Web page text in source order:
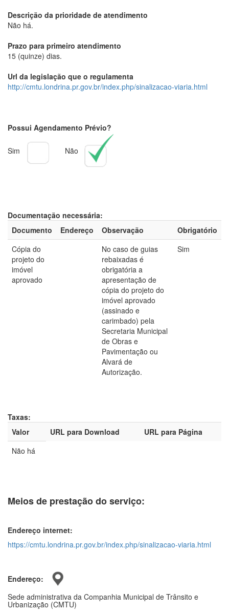
Descrição da prioridade de atendimento
Não há.
Prazo para primeiro atendimento
15 (quinze) dias.
Url da legislação que o regulamenta
http://cmtu.londrina.pr.gov.br/index.php/sinalizacao-viaria.html
Possui Agendamento Prévio?
Sim Não
Documentação necessária:
Documento
Endereço Observação
Obrigatório
Cópia do
projeto do
imóvel
aprovado
No caso de guias
rebaixadas é
obrigatória a
apresentação de
cópia do projeto do
imóvel aprovado
(assinado e
carimbado) pela
Secretaria Municipal
de Obras e
Pavimentação ou
Alvará de
Autorização.
Sim
Taxas:
Valor
URL para Download
URL para Página
Não há
Meios de prestação do serviço:
Endereço internet:
https://cmtu.londrina.pr.gov.br/index.php/sinalizacao-viaria.html
Endereço:
Sede administrativa da Companhia Municipal de Trânsito e
Urbanização (CMTU)